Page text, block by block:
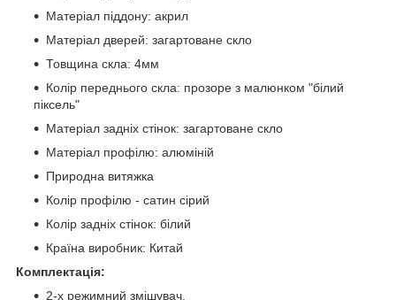
Матеріал піддону: акрил
Матеріал дверей: загартоване скло
Товщина скла: 4мм
Колір переднього скла: прозоре з малюнком "білий
піксель"
Матеріал задніх стінок: загартоване скло
Матеріал профілю: алюміній
Природна витяжка
Колір профілю - сатин сірий
Колір задніх стінок: білий
Країна виробник: Китай
Комплектація:
2-х режимний змішувач,